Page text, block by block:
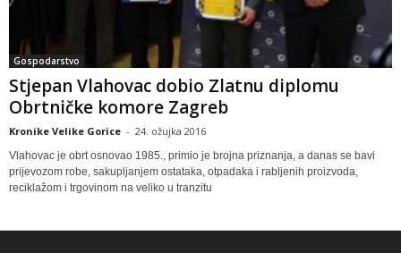
Gospodarstvo
Stjepan Vlahovac dobio Zlatnu diplomu
Obrtničke komore Zagreb
Kronike Velike Gorice - 24. ožujka 2016
Vlahovac je obrt osnovao 1985., primio je brojna priznanja, a danas se bavi
prijevozom robe, sakupljanjem ostataka, otpadaka i rabljenih proizvoda,
reciklažom i trgovinom na veliko u tranzitu